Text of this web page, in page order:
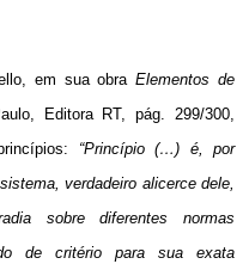
em sua obraElementos de
Editora RT, pág. 299/300,
“Princípio (…) é, por
verdadeiro alicerce dele,
sobre diferentes normas
de critério para sua exata